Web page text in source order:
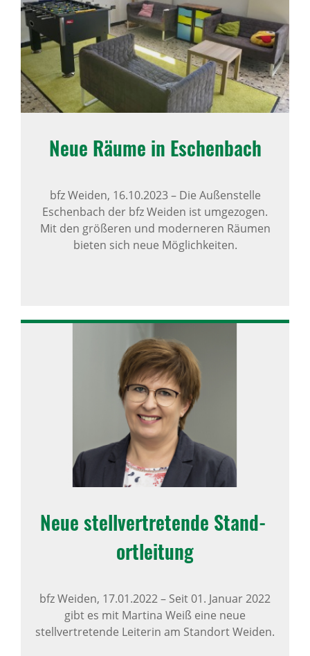
Neue Räume in Eschen­bach
bfz Weiden, 16.10.2023–Die Außenstelle
Eschenbach der bfz Weiden ist umgezogen.
Mit den größeren und moderneren Räumen
bieten sich neue Möglichkeiten.
Neue stell­ver­tre­tende Stand­
ort­lei­tung
bfz Weiden, 17.01.2022– Seit 01. Januar 2022
gibt es mit Martina Weiß eine neue
stellvertretende Leiterin am Standort Weiden.